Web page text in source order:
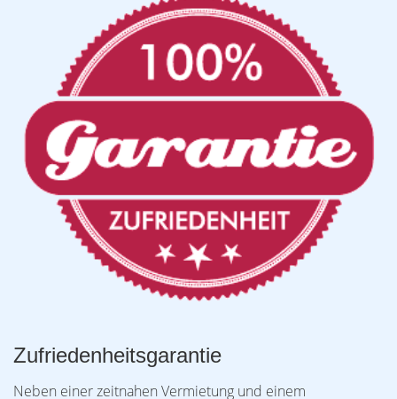
Zufriedenheitsgarantie
Neben einer zeitnahen Vermietung und einem